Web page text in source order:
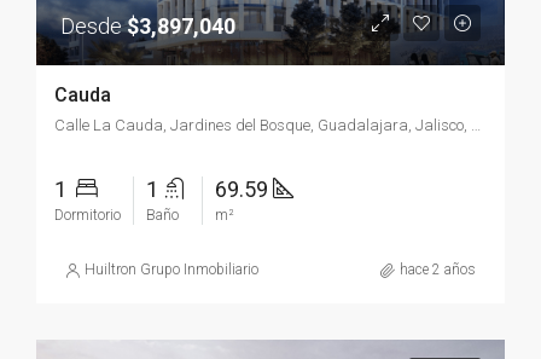
Desde$3,897,040
Cauda
Calle La Cauda, Jardines del Bosque, Guadalajara, Jalisco, 44520, México
1
Dormitorio
1
Baño
69.59
m²
Huiltron Grupo Inmobiliario hace 2 años